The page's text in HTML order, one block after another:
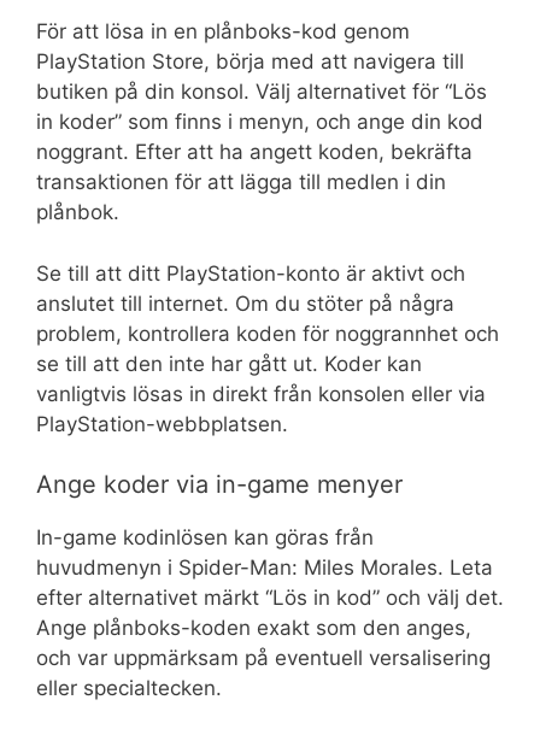
För att lösa in en plånboks-kod genom
PlayStation Store, börja med att navigera till
butiken på din konsol. Välj alternativet för “Lös
in koder” som finns i menyn, och ange din kod
noggrant. Efter att ha angett koden, bekräfta
transaktionen för att lägga till medlen i din
plånbok.
Se till att ditt PlayStation-konto är aktivt och
anslutet till internet. Om du stöter på några
problem, kontrollera koden för noggrannhet och
se till att den inte har gått ut. Koder kan
vanligtvis lösas in direkt från konsolen eller via
PlayStation-webbplatsen.
Ange koder via in-game menyer
In-game kodinlösen kan göras från
huvudmenyn i Spider-Man: Miles Morales. Leta
efter alternativet märkt “Lös in kod” och välj det.
Ange plånboks-koden exakt som den anges,
och var uppmärksam på eventuell versalisering
eller specialtecken.